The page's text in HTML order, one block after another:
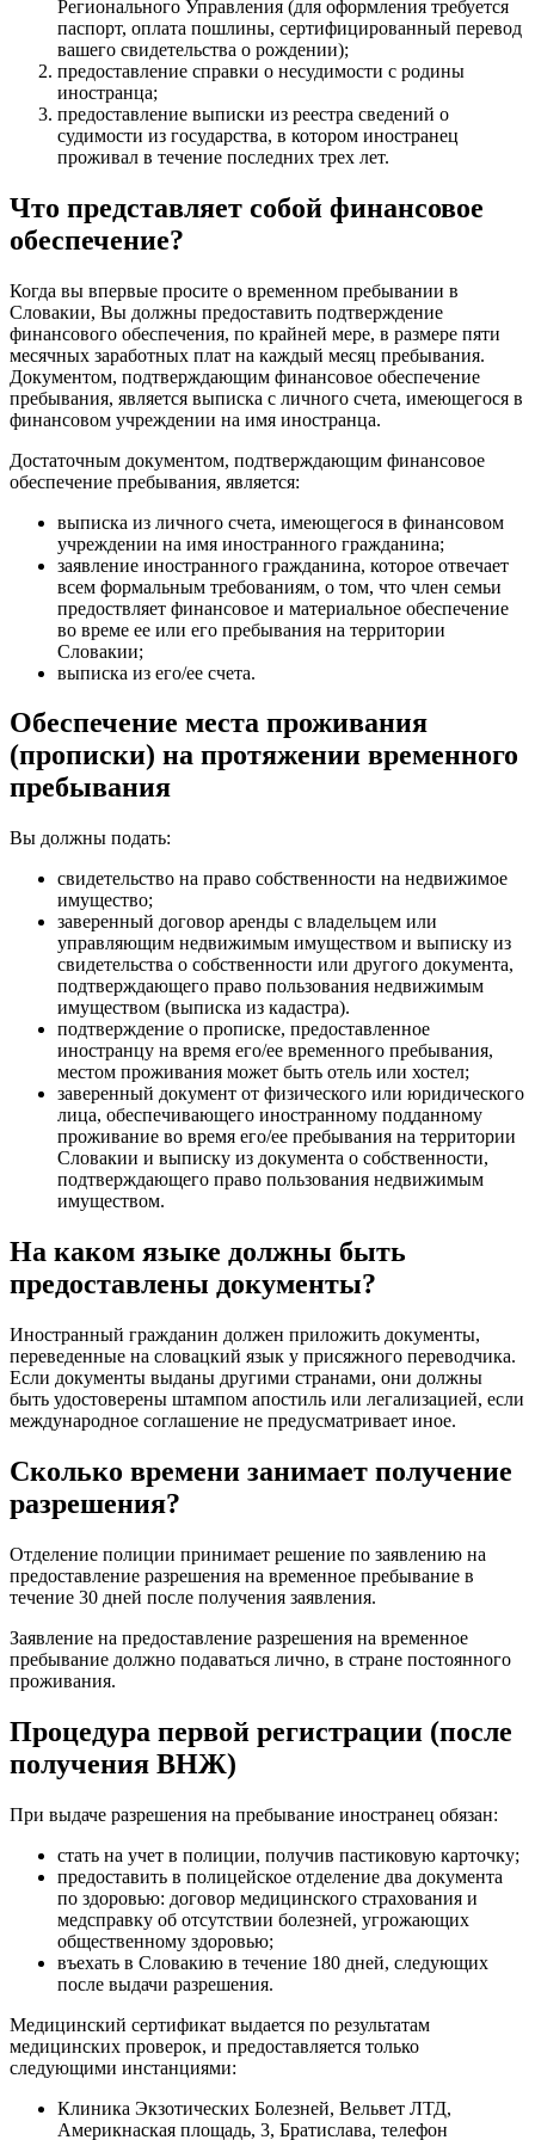
Регионального Управления (для оформления требуется
паспорт, оплата пошлины, сертифицированный перевод
вашего свидетельства о рождении);
предоставление справки о несудимости с родины
иностранца;
предоставление выписки из реестра сведений о
судимости из государства, в котором иностранец
проживал в течение последних трех лет.
Что представляет собой финансовое
обеспечение?
Когда вы впервые просите о временном пребывании в
Словакии, Вы должны предоставить подтверждение
финансового обеспечения, по крайней мере, в размере пяти
месячных заработных плат на каждый месяц пребывания.
Документом, подтверждающим финансовое обеспечение
пребывания, является выписка с личного счета, имеющегося в
финансовом учреждении на имя иностранца.
Достаточным документом, подтверждающим финансовое
обеспечение пребывания, является:
выписка из личного счета, имеющегося в финансовом
учреждении на имя иностранного гражданина;
заявление иностранного гражданина, которое отвечает
всем формальным требованиям, о том, что член семьи
предоствляет финансовое и материальное обеспечение
во време ее или его пребывания на территории
Словакии;
выписка из его/ее счета.
Обеспечение места проживания
(прописки) на протяжении временного
пребывания
Вы должны подать:
свидетельство на право собственности на недвижимое
имущество;
заверенный договор аренды с владельцем или
управляющим недвижимым имуществом и выписку из
свидетельства о собственности или другого документа,
подтверждающего право пользования недвижимым
имуществом (выписка из кадастра).
подтверждение о прописке, предоставленное
иностранцу на время его/ее временного пребывания,
местом проживания может быть отель или хостел;
заверенный документ от физического или юридического
лица, обеспечивающего иностранному подданному
проживание во время его/ее пребывания на территории
Словакии и выписку из документа о собственности,
подтверждающего право пользования недвижимым
имуществом.
На каком языке должны быть
предоставлены документы?
Иностранный гражданин должен приложить документы,
переведенные на словацкий язык у присяжного переводчика.
Если документы выданы другими странами, они должны
быть удостоверены штампом апостиль или легализацией, если
международное соглашение не предусматривает иное.
Сколько времени занимает получение
разрешения?
Отделение полиции принимает решение по заявлению на
предоставление разрешения на временное пребывание в
течение 30 дней после получения заявления.
Заявление на предоставление разрешения на временное
пребывание должно подаваться лично, в стране постоянного
проживания.
Процедура первой регистрации (после
получения ВНЖ)
При выдаче разрешения на пребывание иностранец обязан:
стать на учет в полиции, получив пастиковую карточку;
предоставить в полицейское отделение два документа
по здоровью: договор медицинского страхования и
медсправку об отсутствии болезней, угрожающих
общественному здоровью;
въехать в Словакию в течение 180 дней, следующих
после выдачи разрешения.
Медицинский сертификат выдается по результатам
медицинских проверок, и предоставляется только
следующими инстанциями:
Клиника Экзотических Болезней, Вельвет ЛТД,
Америкнаская площадь, 3, Братислава, телефон